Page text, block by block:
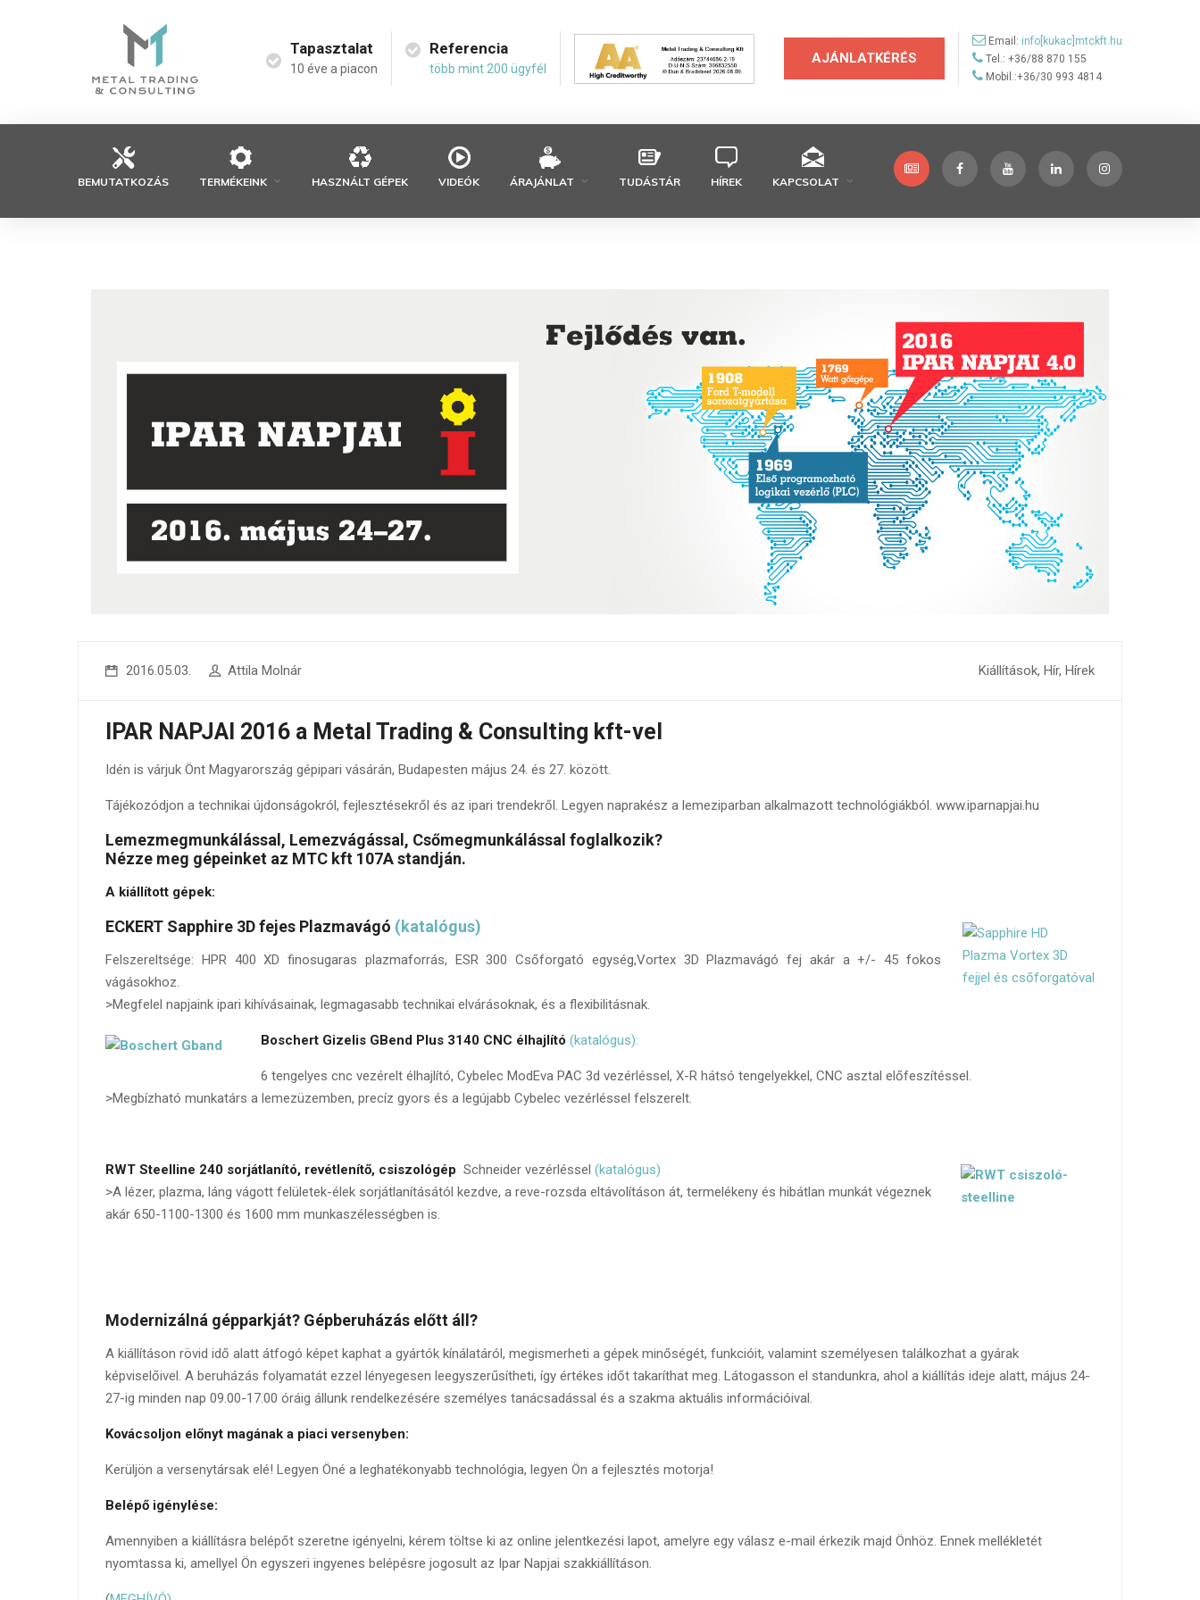
Tapasztalat
10 éve a piacon
Referencia
több mint 200 ügyfél
AJÁNLATKÉRÉS
Email: info[kukac]mtckft.hu
Tel.: +36/88 870 155
Mobil.:+36/30 993 4814
BEMUTATKOZÁS TERMÉKEINK HASZNÁLT GÉPEK VIDEÓK ÁRAJÁNLAT TUDÁSTÁR HÍREK KAPCSOLAT
2016.05.03. Attila Molnár Kiállítások, Hír, Hírek
IPAR NAPJAI 2016 a Metal Trading & Consulting kft-vel
Idén is várjuk Önt Magyarország gépipari vásárán, Budapesten május 24. és 27. között.
Tájékozódjon a technikai újdonságokról, fejlesztésekről és az ipari trendekről. Legyen naprakész a lemeziparban alkalmazott technológiákból. www.iparnapjai.hu
Lemezmegmunkálással, Lemezvágással, Csőmegmunkálással foglalkozik?
Nézze meg gépeinket az MTC kft 107A standján.
A kiállított gépek:
ECKERT Sapphire 3D fejes Plazmavágó (katalógus)
Felszereltsége: HPR 400 XD finosugaras plazmaforrás, ESR 300 Csőforgató egység,Vortex 3D Plazmavágó fej akár a +/- 45 fokos
vágásokhoz.
>Megfelel napjaink ipari kihívásainak, legmagasabb technikai elvárásoknak, és a flexibilitásnak.
Boschert Gizelis GBend Plus 3140 CNC élhajlító (katalógus):
6 tengelyes cnc vezérelt élhajlító, Cybelec ModEva PAC 3d vezérléssel, X-R hátsó tengelyekkel, CNC asztal előfeszítéssel.
>Megbízható munkatárs a lemezüzemben, precíz gyors és a legújabb Cybelec vezérléssel felszerelt.
RWT Steelline 240 sorjátlanító, revétlenítő, csiszológép Schneider vezérléssel (katalógus)
>A lézer, plazma, láng vágott felületek-élek sorjátlanításától kezdve, a reve-rozsda eltávolításon át, termelékeny és hibátlan munkát végeznek
akár 650-1100-1300 és 1600 mm munkaszélességben is.
Modernizálná gépparkját? Gépberuházás előtt áll?
A kiállításon rövid idő alatt átfogó képet kaphat a gyártók kínálatáról, megismerheti a gépek minőségét, funkcióit, valamint személyesen találkozhat a gyárak
képviselőivel. A beruházás folyamatát ezzel lényegesen leegyszerűsítheti, így értékes időt takaríthat meg. Látogasson el standunkra, ahol a kiállítás ideje alatt, május 24-
27-ig minden nap 09.00-17.00 óráig állunk rendelkezésére személyes tanácsadással és a szakma aktuális információival.
Kovácsoljon előnyt magának a piaci versenyben:
Kerüljön a versenytársak elé! Legyen Öné a leghatékonyabb technológia, legyen Ön a fejlesztés motorja!
Belépő igénylése:
Amennyiben a kiállításra belépőt szeretne igényelni, kérem töltse ki az online jelentkezési lapot, amelyre egy válasz e-mail érkezik majd Önhöz. Ennek mellékletét
nyomtassa ki, amellyel Ön egyszeri ingyenes belépésre jogosult az Ipar Napjai szakkiállításon.